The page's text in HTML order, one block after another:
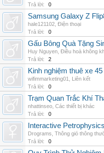
Trả lời:
0
Samsung Galaxy Z
hale121102 Điện thoại
Trả lời:
0
Gấu Bông Quà Tặng
Huy Nguyen Điều hoà không
Trả lời:
2
Kinh nghiệm thuê xe
wifimmarketing01
Liên kết
Trả lời:
0
Trạm Quan Trắc Khí
nhattinseo Các thiết bị khác
Trả lời:
0
Interactive
Drograms Thông gió thông
Trả lời:
0